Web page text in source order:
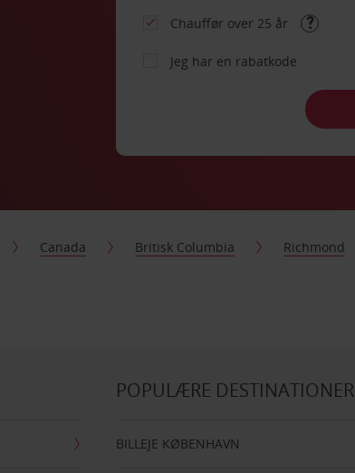
Chauffør over 25 år
Jeg har en rabatkode
Canada Britisk Columbia Richmond
POPULÆRE DESTINATIONER
BILLEJE KØBENHAVN